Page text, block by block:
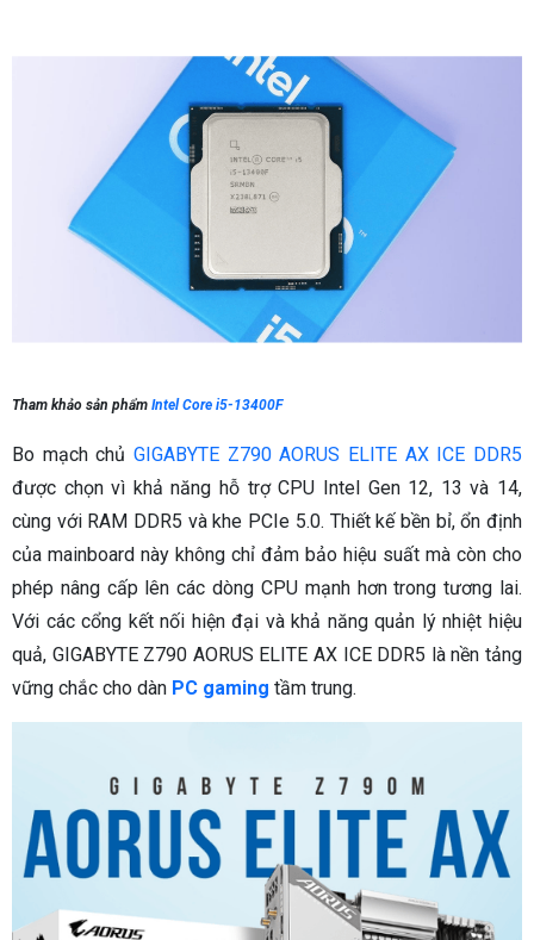
Tham khảo sản phẩm Intel Core i5-13400F
Bo mạch chủ GIGABYTE Z790 AORUS ELITE AX ICE DDR5
được chọn vì khả năng hỗ trợ CPU Intel Gen 12, 13 và 14,
cùng với RAM DDR5 và khe PCIe 5.0. Thiết kế bền bỉ, ổn định
của mainboard này không chỉ đảm bảo hiệu suất mà còn cho
phép nâng cấp lên các dòng CPU mạnh hơn trong tương lai.
Với các cổng kết nối hiện đại và khả năng quản lý nhiệt hiệu
quả, GIGABYTE Z790 AORUS ELITE AX ICE DDR5 là nền tảng
vững chắc cho dàn PC gaming tầm trung.